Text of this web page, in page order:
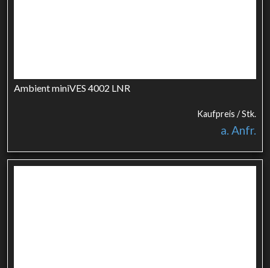
Ambient miniVES 4002 LNR
Kaufpreis / Stk.
a. Anfr.